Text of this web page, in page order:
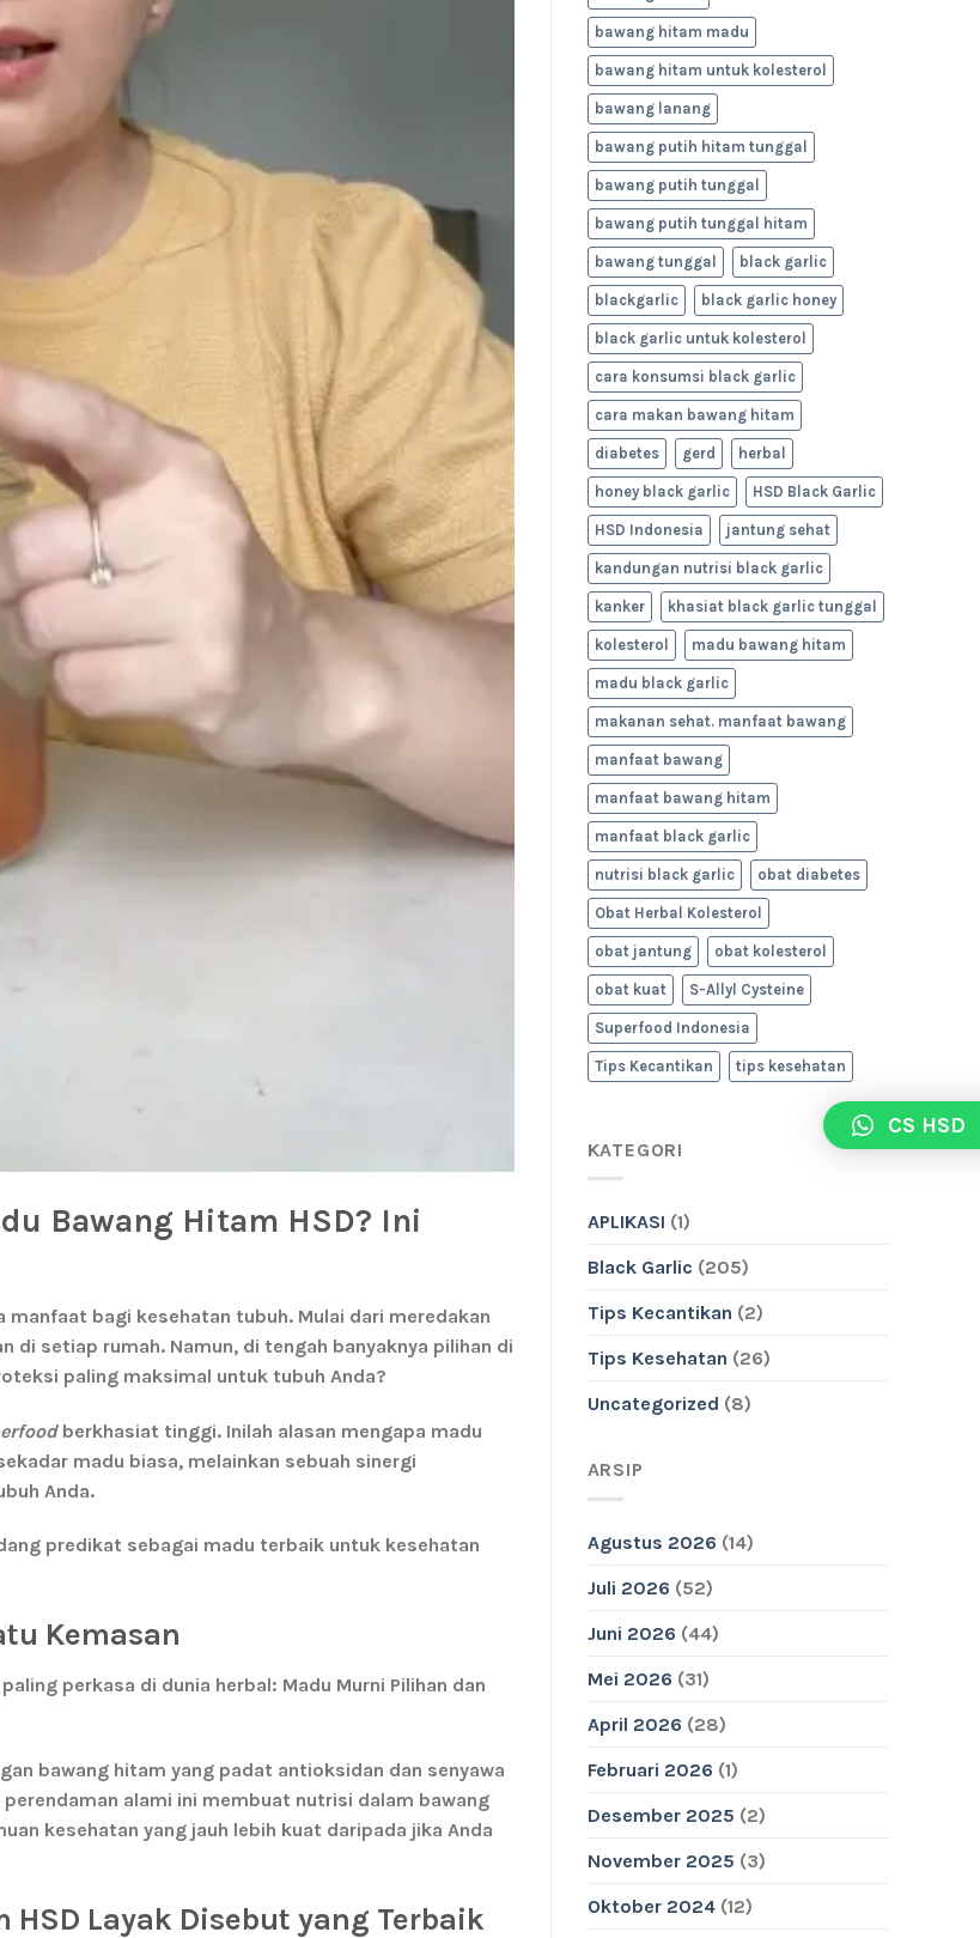
Bawang Hitam HSD? Ini
bagi kesehatan tubuh. Mulai dari meredakan
di setiap rumah. Namun, di tengah banyaknya pilihan di
paling maksimal untuk tubuh Anda?
berkhasiat tinggi. Inilah alasan mengapa madu
madu biasa, melainkan sebuah sinergi
Anda.
predikat sebagai madu terbaik untuk kesehatan
Kemasan
perkasa di dunia herbal: Madu Murni Pilihan dan
bawang hitam yang padat antioksidan dan senyawa
alami ini membuat nutrisi dalam bawang
kesehatan yang jauh lebih kuat daripada jika Anda
Layak Disebut yang Terbaik
bawang hitam madu
bawang hitam untuk kolesterol
bawang lanang
bawang putih hitam tunggal
bawang putih tunggal
bawang putih tunggal hitam
bawang tunggal black garlic
blackgarlic black garlic honey
black garlic untuk kolesterol
cara konsumsi black garlic
cara makan bawang hitam
diabetes gerd herbal
honey black garlic HSD Black Garlic
HSD Indonesia jantung sehat
kandungan nutrisi black garlic
kanker khasiat black garlic tunggal
kolesterol madu bawang hitam
madu black garlic
makanan sehat. manfaat bawang
manfaat bawang
manfaat bawang hitam
manfaat black garlic
nutrisi black garlic obat diabetes
Obat Herbal Kolesterol
obat jantung obat kolesterol
obat kuat S-Allyl Cysteine
Superfood Indonesia
Tips Kecantikan tips kesehatan
KATEGORI
APLIKASI (1)
Black Garlic (205)
Tips Kecantikan (2)
Tips Kesehatan (26)
Uncategorized (8)
ARSIP
Agustus 2026 (14)
Juli 2026 (52)
Juni 2026 (44)
Mei 2026 (31)
April 2026 (28)
Februari 2026 (1)
Desember 2025 (2)
November 2025 (3)
Oktober 2024(12)
CS HSD